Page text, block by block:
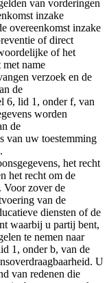
van vorderingen
inzake
overeenkomst inzake
of direct
of het
name
verzoek en de
de
6, lid 1, onder f, van
worden
de
van uw toestemming
het recht
het recht om de
Voor zover de
van de
diensten of de
waarbij u partij bent,
te nemen naar
1, onder b, van de
U
van redenen die